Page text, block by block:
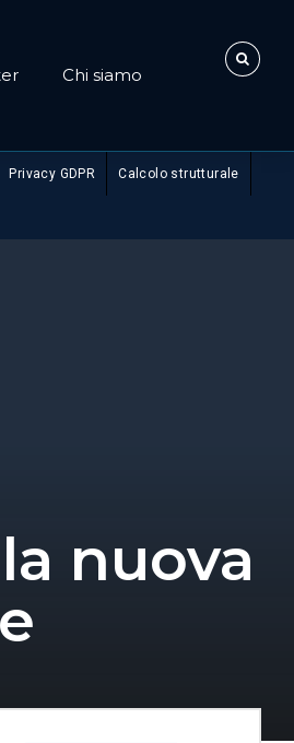
Chi siamo
Privacy GDPR Calcolo strutturale
nuova